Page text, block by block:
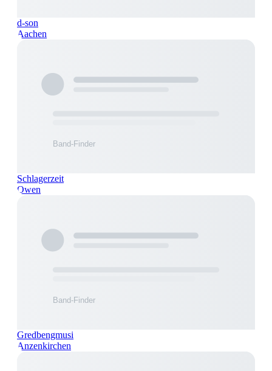
d-son
Aachen
Schlagerzeit
Owen
Gredbengmusi
Anzenkirchen